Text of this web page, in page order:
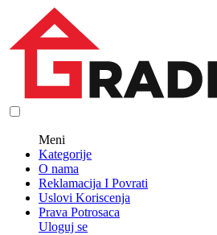
Meni
Kategorije
O nama
Reklamacija I Povrati
Uslovi Koriscenja
Prava Potrosaca
Uloguj se